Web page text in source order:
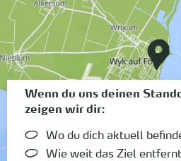
Wenn du uns deinen
zeigen wir dir:
Wo du dich aktuell
Wie weit das Ziel